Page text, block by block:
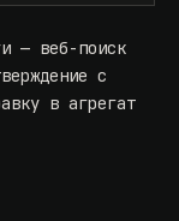
— веб-поиск
с
в агрегат